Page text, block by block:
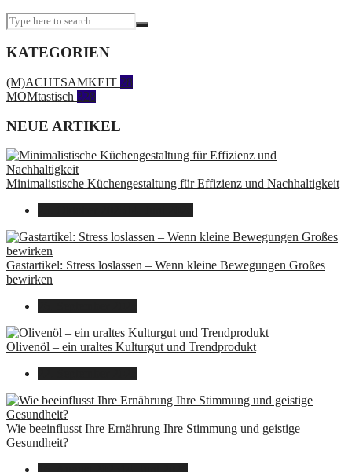
KATEGORIEN
(M)ACHTSAMKEIT 28
MOMtastisch 328
NEUE ARTIKEL
Minimalistische Küchengestaltung für Effizienz und Nachhaltigkeit
Gastartikel: Stress loslassen – Wenn kleine Bewegungen Großes
bewirken
Olivenöl – ein uraltes Kulturgut und Trendprodukt
Wie beeinflusst Ihre Ernährung Ihre Stimmung und geistige
Gesundheit?